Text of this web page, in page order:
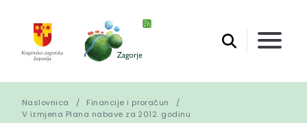
Naslovnica
Financije i proračun
V izmjena Plana nabave za 2012. godinu